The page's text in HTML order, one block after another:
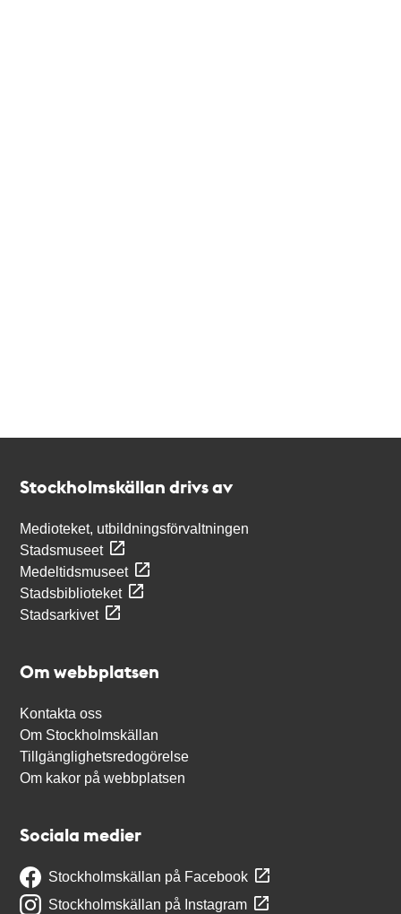
Stockholmskällan drivs av
Medioteket, utbildningsförvaltningen
Stadsmuseet
Medeltidsmuseet
Stadsbiblioteket
Stadsarkivet
Om webbplatsen
Kontakta oss
Om Stockholmskällan
Tillgänglighetsredogörelse
Om kakor på webbplatsen
Sociala medier
Stockholmskällan på Facebook
Stockholmskällan på Instagram